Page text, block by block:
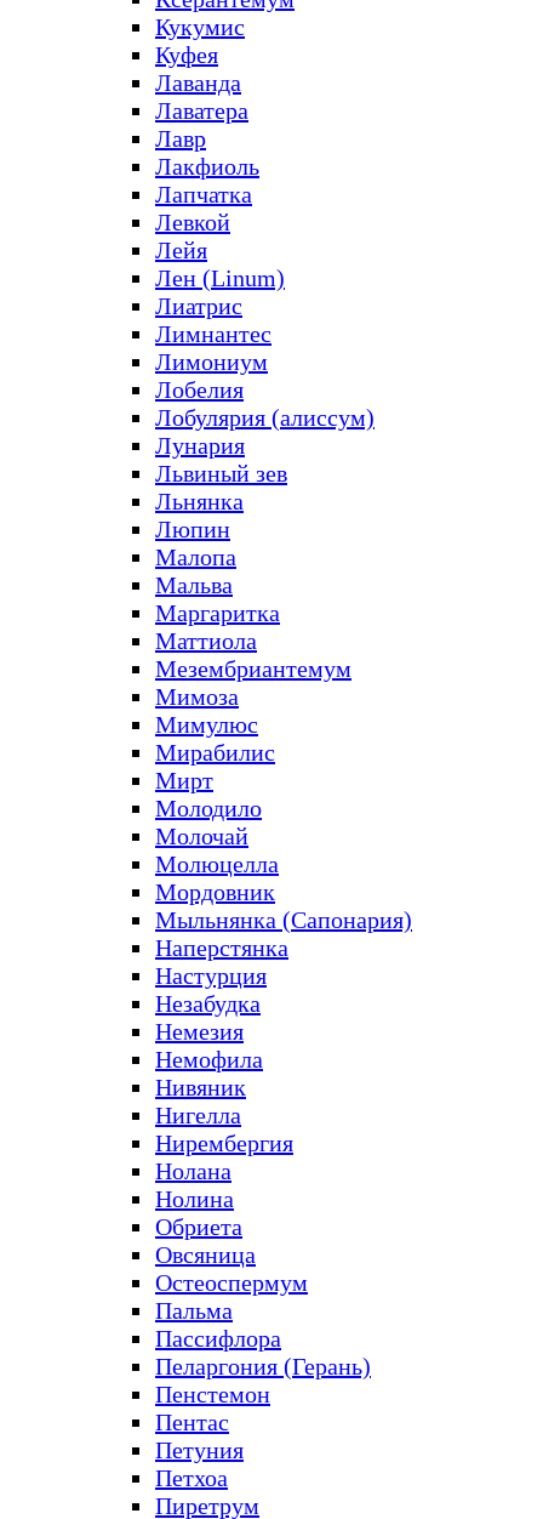
Кукумис
Куфея
Лаванда
Лаватера
Лавр
Лакфиоль
Лапчатка
Левкой
Лейя
Лен (Linum)
Лиатрис
Лимнантес
Лимониум
Лобелия
Лобулярия (алиссум)
Лунария
Львиный зев
Льнянка
Люпин
Малопа
Мальва
Маргаритка
Маттиола
Мезембриантемум
Мимоза
Мимулюс
Мирабилис
Мирт
Молодило
Молочай
Молюцелла
Мордовник
Мыльнянка (Сапонария)
Наперстянка
Настурция
Незабудка
Немезия
Немофила
Нивяник
Нигелла
Нирембергия
Нолана
Нолина
Обриета
Овсяница
Остеоспермум
Пальма
Пассифлора
Пеларгония (Герань)
Пенстемон
Пентас
Петуния
Петхоа
Пиретрум